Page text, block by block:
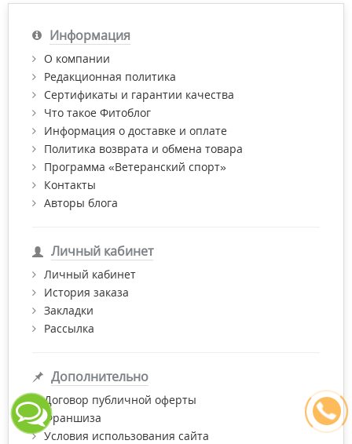
Информация
О компании
Редакционная политика
Сертификаты и гарантии качества
Что такое Фитоблог
Информация о доставке и оплате
Политика возврата и обмена товара
Программа «Ветеранский спорт»
Контакты
Авторы блога
Личный кабинет
Личный кабинет
История заказа
Закладки
Рассылка
Дополнительно
Договор публичной оферты
Франшиза
Условия использования сайта